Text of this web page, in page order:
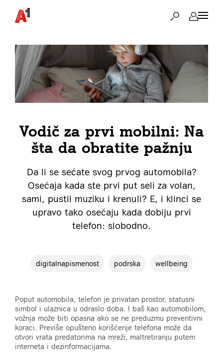
Vodič za prvi mobilni: Na
šta da obratite pažnju
Da li se sećate svog prvog automobila?
Osećaja kada ste prvi put seli za volan,
sami, pustil muziku i krenuli? E, i klinci se
upravo tako osećaju kada dobiju prvi
telefon: slobodno.
digitalnapismenost podrska wellbeing
Poput automobila, telefon je privatan prostor, statusni
simbol i ulaznica u odraslo doba. I baš kao automobilom,
vožnja može biti opasna ako se ne preduzmu preventivni
koraci. Previše opušteno korišćenje telefona može da
otvori vrata predatorima na mreži, maltretiranju putem
interneta i dezinformacijama.